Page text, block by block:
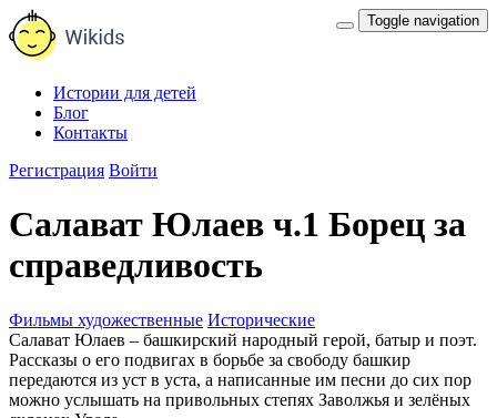
Toggle navigation
Истории для детей
Блог
Контакты
Регистрация Войти
Салават Юлаев ч.1 Борец за
справедливость
Фильмы художественные Исторические
Салават Юлаев – башкирский народный герой, батыр и поэт.
Рассказы о его подвигах в борьбе за свободу башкир
передаются из уст в уста, а написанные им песни до сих пор
можно услышать на привольных степях Заволжья и зелёных